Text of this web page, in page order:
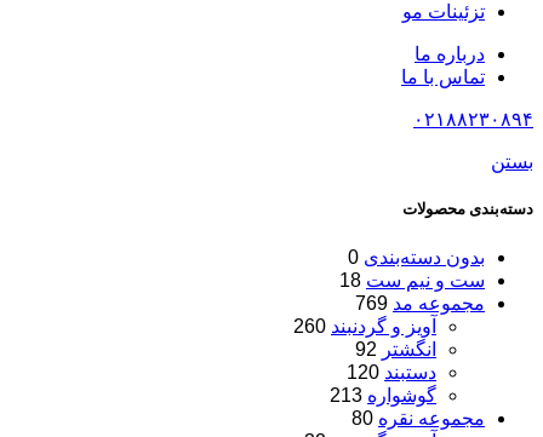
تزئینات مو
درباره ما
تماس با ما
۰۲۱۸۸۲۳۰۸۹۴
بستن
دسته‌بندی محصولات
بدون دسته‌بندی 0
ست و نیم ست 18
مجموعه مد 769
آویز و گردنبند 260
انگشتر 92
دستبند 120
گوشواره 213
مجموعه نقره 80